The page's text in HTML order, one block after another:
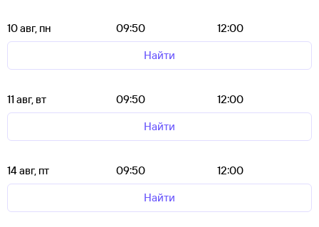
10 авг, пн 09:50
12:00
Найти
11 авг, вт 09:50
12:00
Найти
14 авг, пт 09:50
12:00
Найти